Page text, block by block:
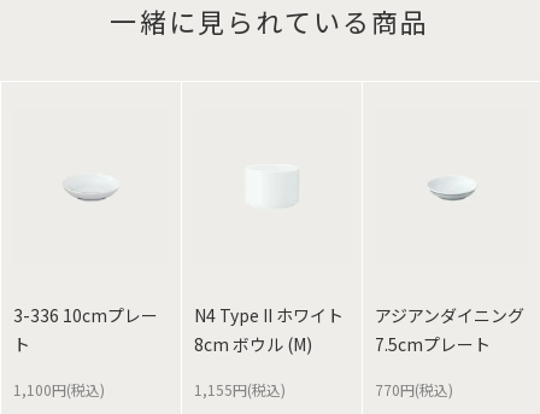
一緒に見られている商品
3-336 10cmプレー
ト
1,100円(税込)
N4 Type II ホワイト
8cm ボウル (M)
1,155円(税込)
アジアンダイニング
7.5cmプレート
770円(税込)